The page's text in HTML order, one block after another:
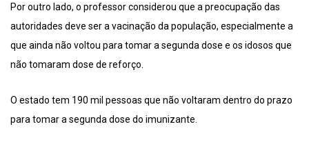
Por outro lado, o professor considerou que a preocupação das
autoridades deve ser a vacinação da população, especialmente a
que ainda não voltou para tomar a segunda dose e os idosos que
não tomaram dose de reforço.
O estado tem 190 mil pessoas que não voltaram dentro do prazo
para tomar a segunda dose do imunizante.